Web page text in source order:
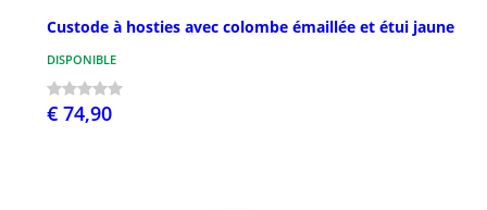
Custode à hosties avec colombe émaillée et étui jaune
DISPONIBLE
€ 74,90